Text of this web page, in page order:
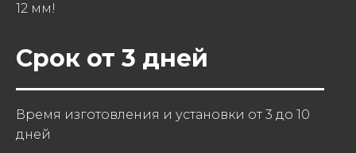
12 мм!
Срок от 3 дней
Время изготовления и установки от 3 до 10
дней